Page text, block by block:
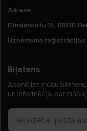
Adrese:
Elimäenkatu 15, 00510
Uzņēmuma reģistrācijas
Biļetens
Abonējiet mūsu
un informāciju par